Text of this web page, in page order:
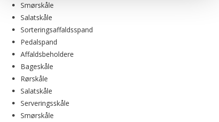
Smørskåle
Salatskåle
Sorteringsaffaldsspand
Pedalspand
Affaldsbeholdere
Bageskåle
Rørskåle
Salatskåle
Serveringsskåle
Smørskåle